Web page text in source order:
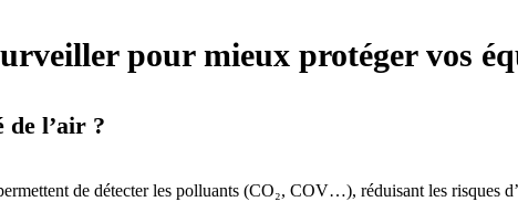
pour mieux protéger vos
l’air ?
de détecter les polluants (CO₂, COV…), réduisant les risques